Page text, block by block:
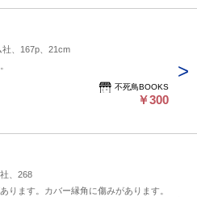
、167p、21cm
不死鳥BOOKS
￥300
、268
ります。カバー縁角に傷みがあります。